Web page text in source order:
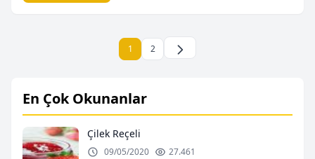
1 2
En Çok Okunanlar
Çilek Reçeli
09/05/2020 27.461